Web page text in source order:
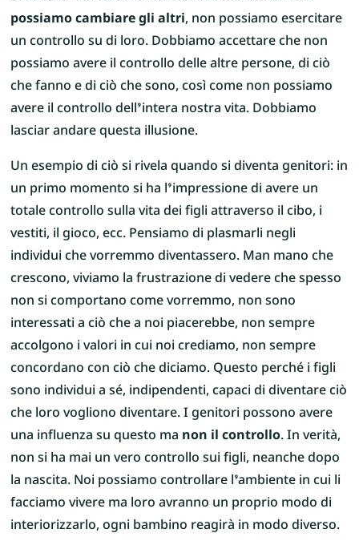
possiamo cambiare gli altri, non possiamo esercitare
un controllo su di loro. Dobbiamo accettare che non
possiamo avere il controllo delle altre persone, di ciò
che fanno e di ciò che sono, così come non possiamo
avere il controllo dell’intera nostra vita. Dobbiamo
lasciar andare questa illusione.
Un esempio di ciò si rivela quando si diventa genitori: in
un primo momento si ha l’impressione di avere un
totale controllo sulla vita dei figli attraverso il cibo, i
vestiti, il gioco, ecc. Pensiamo di plasmarli negli
individui che vorremmo diventassero. Man mano che
crescono, viviamo la frustrazione di vedere che spesso
non si comportano come vorremmo, non sono
interessati a ciò che a noi piacerebbe, non sempre
accolgono i valori in cui noi crediamo, non sempre
concordano con ciò che diciamo. Questo perché i figli
sono individui a sé, indipendenti, capaci di diventare ciò
che loro vogliono diventare. I genitori possono avere
una influenza su questo manon il controllo. In verità,
non si ha mai un vero controllo sui figli, neanche dopo
la nascita. Noi possiamo controllare l’ambiente in cui li
facciamo vivere ma loro avranno un proprio modo di
interiorizzarlo, ogni bambino reagirà in modo diverso.